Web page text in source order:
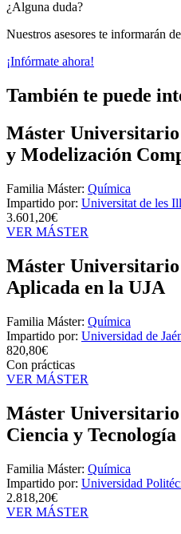
¿Alguna duda?
Nuestros asesores te informarán
¡Infórmate ahora!
También te puede
Máster
y Modelización
Familia Máster: Química
Impartido por: Universitat de les
3.601,20€
VER MÁSTER
Máster
Aplicada en la UJA
Familia Máster: Química
Impartido por: Universidad de
820,80€
Con prácticas
VER MÁSTER
Máster
Ciencia y
Familia Máster: Química
Impartido por: Universidad
2.818,20€
VER MÁSTER